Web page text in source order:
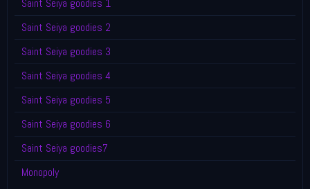
Saint Seiya goodies 2
Saint Seiya goodies 3
Saint Seiya goodies 4
Saint Seiya goodies 5
Saint Seiya goodies 6
Saint Seiya goodies7
Monopoly